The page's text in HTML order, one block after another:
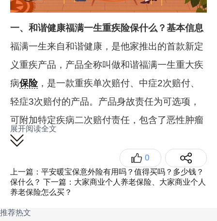
一、和谐健康福满一生重疾险保什么？基本信息
福满一生来自和谐健康，是他家推出的首款新定
义重疾产品，产品全称叫做和谐福满一生重大疾
病保险，是一款重疾单次赔付、中症2次赔付、
轻症3次赔付的产品。产品身故责任为可选项，
可附加特定疾病二次赔付责任，包含了恶性肿瘤
二次赔付以及心脑血管二次赔付。产品的基本形
展开阅读全文
0
上一篇：平安暖宝保意外险有用吗？值得买吗？多少钱？
保什么？ 下一篇：大家商业个人养老保险、大家商业个人
养老保险怎么买？
推荐热文